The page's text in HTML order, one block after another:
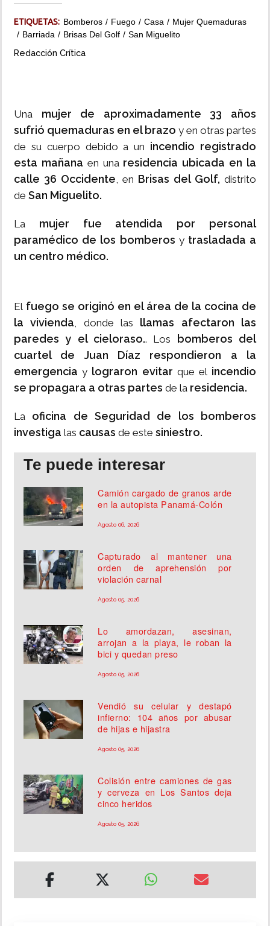
ETIQUETAS: Bomberos Fuego Casa
Mujer Quemaduras
Barriada
Brisas Del Golf San Miguelito
Redacción Crítica
Una mujer de aproximadamente 33 años
sufrió quemaduras en el brazo y en otras partes
de su cuerpo debido a un incendio registrado
esta mañana en unaresidencia ubicada en la
calle 36 Occidente, en Brisas del Golf, distrito
de San Miguelito.
La mujer fue atendida por personal
paramédico de los bomberos ytrasladada a
un centro médico.
El fuego se originó en el área de la cocina de
la vivienda, donde las llamas afectaron las
paredes y el cieloraso.. Los bomberos del
cuartel de Juan Díaz respondieron a la
emergenciay lograron evitar que el incendio
se propagara a otras partes de la residencia.
La oficina de Seguridad de los bomberos
investiga las causas de este siniestro.
Te puede interesar
Camión cargado de granos arde
en la autopista Panamá-Colón
Agosto 06, 2026
Capturado al mantener una
orden de aprehensión por
violación carnal
Agosto 05, 2026
Lo amordazan, asesinan,
arrojan a la playa, le roban la
bici y quedan preso
Agosto 05, 2026
Vendió su celular y destapó
infierno: 104 años por abusar
de hijas e hijastra
Agosto 05, 2026
Colisión entre camiones de gas
y cerveza en Los Santos deja
cinco heridos
Agosto 05, 2026